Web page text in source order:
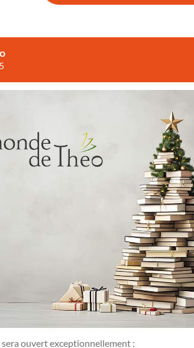
sera ouvert exceptionnellement :